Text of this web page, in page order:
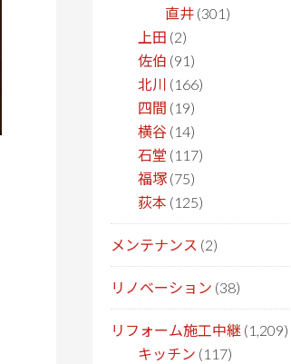
直井 (301)
上田 (2)
佐伯 (91)
北川 (166)
四間 (19)
横谷 (14)
石堂 (117)
福塚 (75)
荻本 (125)
メンテナンス (2)
リノベーション (38)
リフォーム施工中継 (1,209)
キッチン (117)